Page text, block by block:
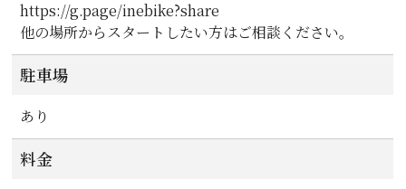
https://g.page/inebike?share
他の場所からスタートしたい方はご相談ください。
駐車場
あり
料金